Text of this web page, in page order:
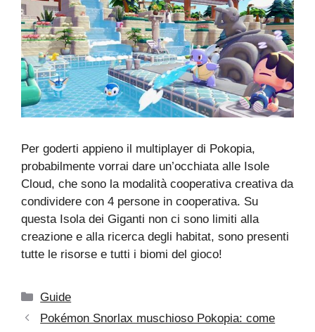
Per goderti appieno il multiplayer di Pokopia,
probabilmente vorrai dare un’occhiata alle Isole
Cloud, che sono la modalità cooperativa creativa da
condividere con 4 persone in cooperativa. Su
questa Isola dei Giganti non ci sono limiti alla
creazione e alla ricerca degli habitat, sono presenti
tutte le risorse e tutti i biomi del gioco!
Categorie
Guide
Pokémon Snorlax muschioso Pokopia: come